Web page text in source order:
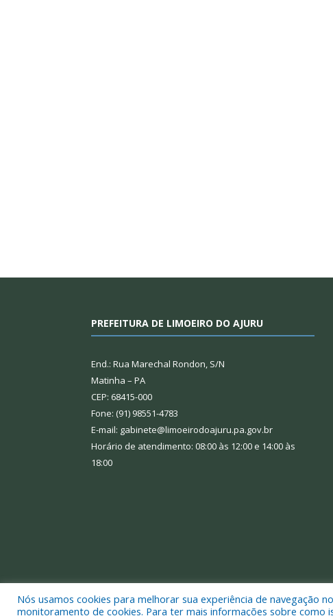
PREFEITURA DE LIMOEIRO DO AJURU
End.: Rua Marechal Rondon, S/N
Matinha – PA
CEP: 68415-000
Fone: (91) 98551-4783
E-mail: gabinete@limoeirodoajuru.pa.gov.br
Horário de atendimento: 08:00 às 12:00 e 14:00 às
18:00
Todos os direitos reservados a Prefeitura Municipal de
Nós usamos cookies para melhorar sua experiência de navegação
monitoramento de cookies. Para ter mais informações sobre como